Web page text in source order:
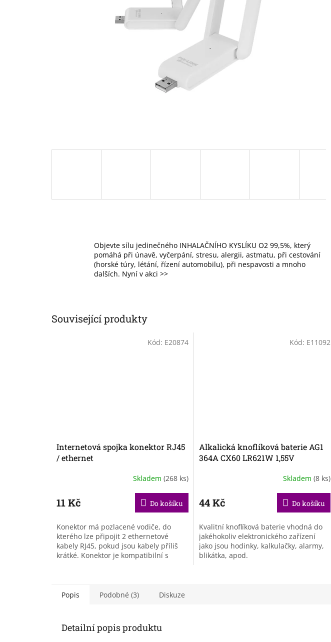
Objevte sílu jedinečného INHALAČNÍHO KYSLÍKU O2 99,5%, který
pomáhá při únavě, vyčerpání, stresu, alergii, astmatu, při cestování
(horské túry, létání, řízení automobilu), při nespavosti a mnoho
dalších. Nyní v akci >>
Související produkty
Internetová spojka konektor RJ45
/ ethernet
Skladem (268 ks)
11 Kč Do košíku
Konektor má pozlacené vodiče, do
kterého lze připojit 2 ethernetové
kabely RJ45, pokud jsou kabely příliš
krátké. Konektor je kompatibilní s
Kód: E20874
Alkalická knoflíková baterie AG1
364A CX60 LR621W 1,55V
Skladem (8 ks)
44 Kč Do košíku
Kvalitní knoflíková baterie vhodná do
jakéhokoliv elektronického zařízení
jako jsou hodinky, kalkulačky, alarmy,
blikátka, apod.
Kód: E11092
Popis Podobné (3) Diskuze
Detailní popis produktu